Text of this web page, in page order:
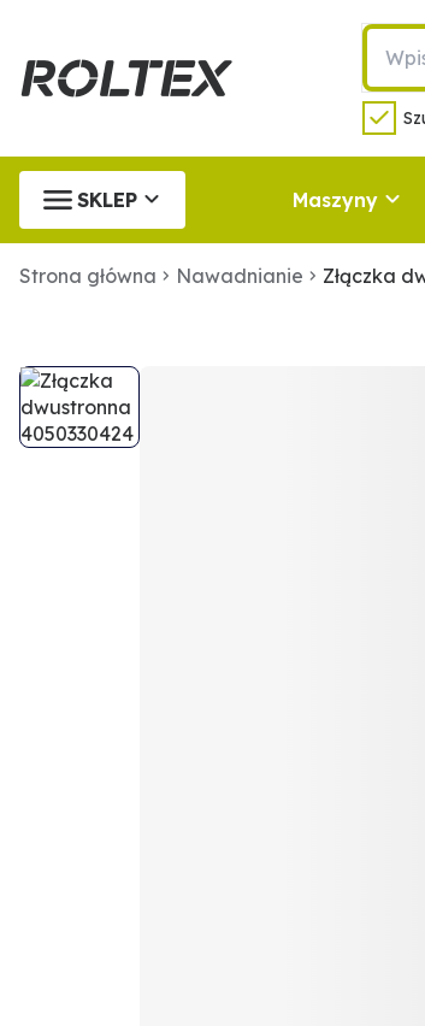
SKLEP Maszyny
Strona główna Nawadnianie Złączka